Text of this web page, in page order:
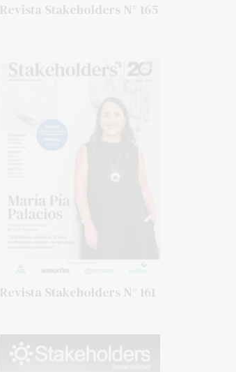
Revista Stakeholders N° 165
Revista Stakeholders N° 161